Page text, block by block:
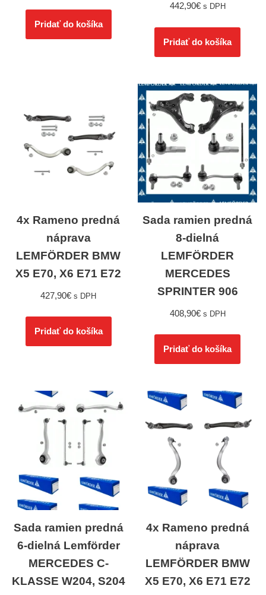
Pridať do košíka
442,90€ s DPH
Pridať do košíka
4x Rameno predná
náprava
LEMFÖRDER BMW
X5 E70, X6 E71 E72
427,90€ s DPH
Pridať do košíka
Sada ramien predná
8-dielná
LEMFÖRDER
MERCEDES
SPRINTER 906
408,90€ s DPH
Pridať do košíka
Sada ramien predná
6-dielná Lemförder
MERCEDES C-
KLASSE W204, S204
4x Rameno predná
náprava
LEMFÖRDER BMW
X5 E70, X6 E71 E72